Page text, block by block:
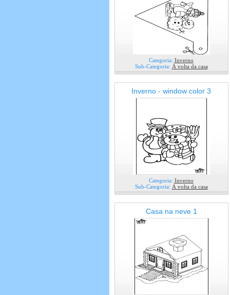
Categoria: Inverno
Sub-Categoria: Á volta da casa
Inverno - window color 3
Categoria: Inverno
Sub-Categoria: Á volta da casa
Casa na neve 1